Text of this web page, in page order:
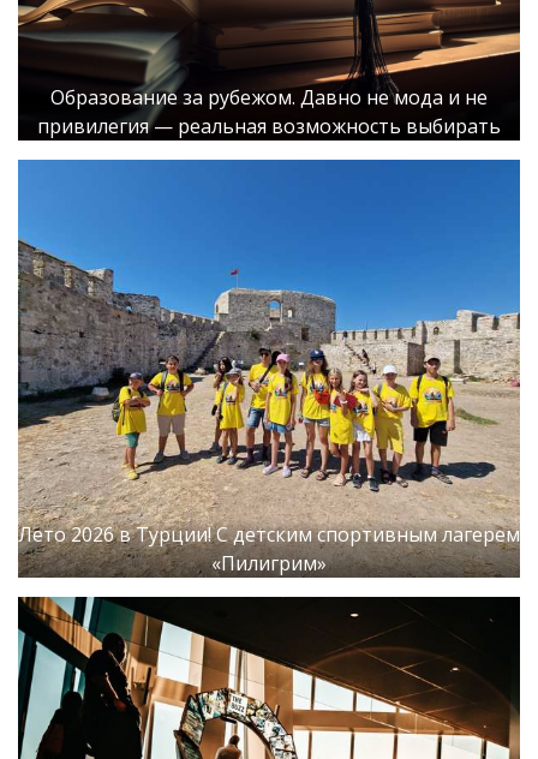
Образование за рубежом. Давно не мода и не
привилегия — реальная возможность выбирать
Лето 2026 в Турции! С детским спортивным лагерем
«Пилигрим»